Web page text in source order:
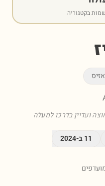
בקטגוריה
אזיס
ועדיין בדרכו למעלה
11ב-2024